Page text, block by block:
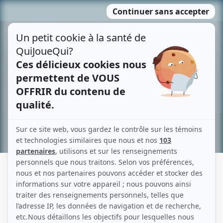
MENU
contenu
Recherche avancée »
HOWARD RYSHPAN
Liens
Fiche de Howard Ryshpan sur Showbizz.net